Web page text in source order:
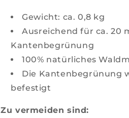
Gewicht: ca. 0,8 kg
Ausreichend für ca. 20
Kantenbegrünung
100% natürliches
Die Kantenbegrünung
befestigt
Zu vermeiden sind: